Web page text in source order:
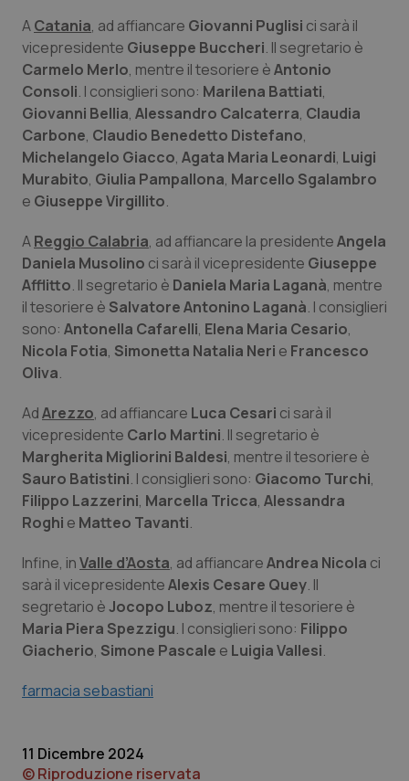
Campania
Emilia-Romagna
Friuli Venezia Giulia
Lazio
Liguria
Lombardia
Marche
Molise
Piemonte
Provincia Autonoma di Bolzano
Provincia Autonoma di Trento
Sardegna
Sicilia
Toscana
Car-T
Colesterolo & coronaropatie
Dermatite Atopica
Diabete & glucometri
Disturbi dell’umore
Dolore
Donna & Salute
Epatiti
Infezioni & Febbre
Ipertensione & Scompenso
Malattia di Crohn & Rettocolite Ulcerosa
Neuroscienze & patologie neurodegenerative
Obesità
ACatania, ad affiancare Giovanni Puglisi ci sarà il
vicepresidente Giuseppe Buccheri. Il segretario è
Carmelo Merlo, mentre il tesoriere èAntonio
Consoli. I consiglieri sono: Marilena Battiati,
Giovanni Bellia, Alessandro Calcaterra, Claudia
Carbone, Claudio Benedetto Distefano,
Michelangelo Giacco, Agata Maria Leonardi, Luigi
Murabito, Giulia Pampallona, Marcello Sgalambro
e Giuseppe Virgillito.
AReggio Calabria, ad affiancare la presidenteAngela
Daniela Musolino ci sarà il vicepresidente Giuseppe
Afflitto. Il segretario è Daniela Maria Laganà, mentre
il tesoriere è Salvatore Antonino Laganà. I consiglieri
sono: Antonella Cafarelli, Elena Maria Cesario,
Nicola Fotia, Simonetta Natalia Neri e Francesco
Oliva.
AdArezzo, ad affiancare Luca Cesari ci sarà il
vicepresidente Carlo Martini. Il segretario è
Margherita Migliorini Baldesi, mentre il tesoriere è
Sauro Batistini. I consiglieri sono: Giacomo Turchi,
Filippo Lazzerini, Marcella Tricca, Alessandra
Roghi e Matteo Tavanti.
Infine, inValle d’Aosta, ad affiancareAndrea Nicola ci
sarà il vicepresidenteAlexis Cesare Quey. Il
segretario èJocopo Luboz, mentre il tesoriere è
Maria Piera Spezzigu. I consiglieri sono: Filippo
Giacherio, Simone Pascale e Luigia Vallesi.
farmacia sebastiani
11 Dicembre 2024
© Riproduzione riservata